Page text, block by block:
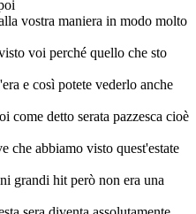
vostra maniera in modo molto
voi perché quello che sto
e così potete vederlo anche
come detto serata pazzesca cioè
che abbiamo visto quest'estate
grandi hit però non era una